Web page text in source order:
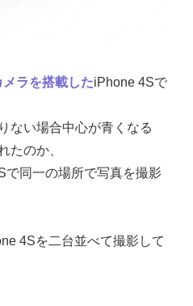
ラを搭載したiPhone 4Sで
ない場合中心が青くなる
たのか、
同一の場所で写真を撮影
4Sを二台並べて撮影して